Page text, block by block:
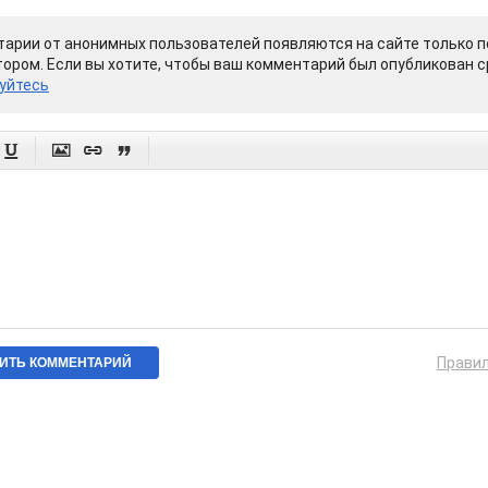
от анонимных пользователей появляются на сайте только
Если вы хотите, чтобы ваш комментарий был опубликован
   